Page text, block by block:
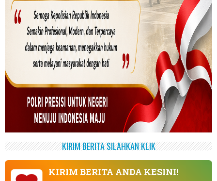
KIRIM BERITA SILAHKAN KLIK
KIRIM BERITA ANDA KESINI!